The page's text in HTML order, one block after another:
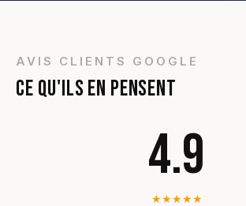
AVIS CLIENTS GOOGLE
CE QU'ILS EN PENSENT
4.9
★★★★★